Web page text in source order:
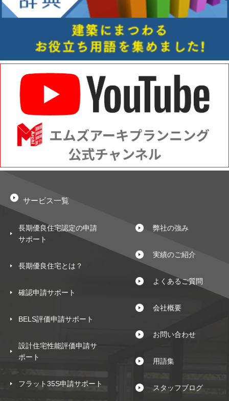
サービス一覧
長期優良住宅認定の申請
サポート
長期優良住宅とは？
確認申請サポート
BELS評価申請サポート
設計住宅性能評価申請サ
ポート
フラット35S申請サポート
弊社の強み
実績のご紹介
よくあるご質問
会社概要
お問い合わせ
用語集
スタッフブログ